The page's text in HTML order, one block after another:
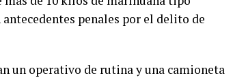
penales por el delito de
un operativo de rutina y una camioneta